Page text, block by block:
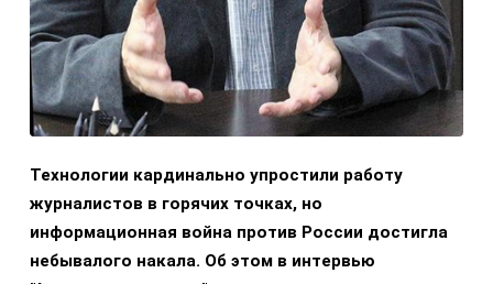
Технологии кардинально упростили работу
журналистов в горячих точках, но
информационная война против России достигла
небывалого накала. Об этом в интервью